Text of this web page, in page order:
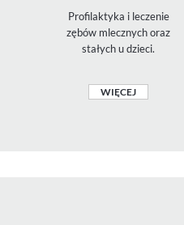
Profilaktyka i leczenie
zębów mlecznych oraz
stałych u dzieci.
WIĘCEJ